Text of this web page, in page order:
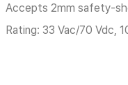
Accepts 2mm safety-
Rating: 33 Vac/70 Vdc,